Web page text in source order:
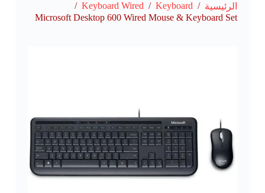
الرئيسية /
Keyboard
/
Keyboard Wired
/
Microsoft Desktop 600 Wired Mouse & Keyboard Set